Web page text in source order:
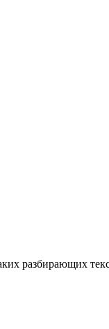
разбирающих